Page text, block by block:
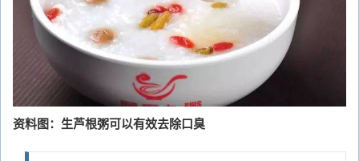
资料图：生芦根粥可以有效去除口臭